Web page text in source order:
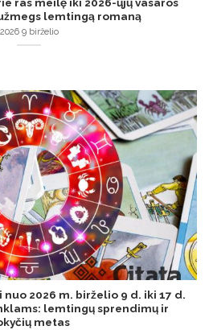
ras meilę iki 2026-ųjų vasaros
lemtingą romaną
2026 9 birželio
2026 m. birželio 9 d. iki 17 d.
lemtingų sprendimų ir
metas